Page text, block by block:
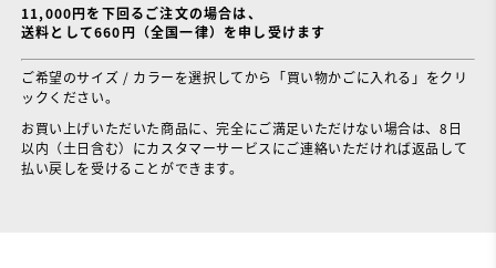
11,000円を下回るご注文の場合は、
送料として660円（全国一律）を申し受けます
ご希望のサイズ / カラーを選択してから「買い物かごに入れる」をクリ
ックください。
お買い上げいただいた商品に、完全にご満足いただけない場合は、8日
以内（土日含む）にカスタマーサービスにご連絡いただければ返品して
払い戻しを受けることができます。